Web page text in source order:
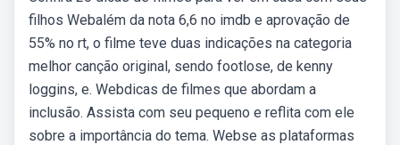
filhos Webalém da nota 6,6 no imdb e aprovação de
55% no rt, o filme teve duas indicações na categoria
melhor canção original, sendo footlose, de kenny
loggins, e. Webdicas de filmes que abordam a
inclusão. Assista com seu pequeno e reflita com ele
sobre a importância do tema. Webse as plataformas